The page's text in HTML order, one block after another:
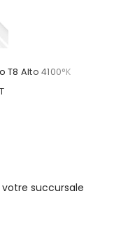
Alto 4100°K
succursale